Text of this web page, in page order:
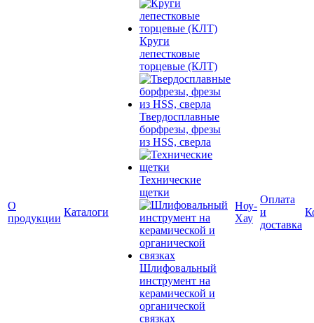
О
продукции
Каталоги
Круги
лепестковые
торцевые (КЛТ)
Твердосплавные
борфрезы, фрезы
из HSS, сверла
Технические
щетки
Шлифовальный
инструмент на
керамической и
органической
связках
Ноу-
Хау
Оплата
и
доставка